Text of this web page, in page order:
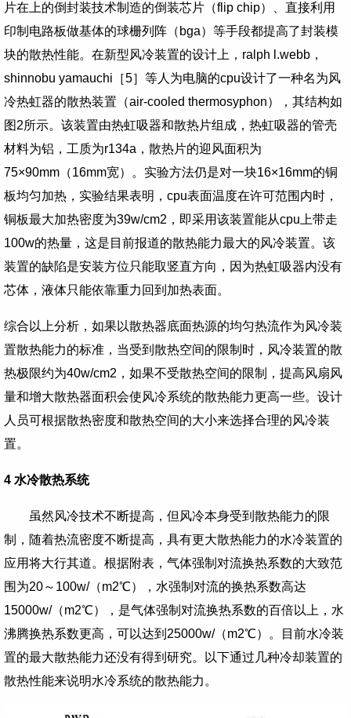
片在上的倒封装技术制造的倒装芯片（flip chip）、直接利用
印制电路板做基体的球栅列阵（ bga）等手段都提高了封装模
块的散热性能。在新型风冷装置的设计上， ralph l.webb ，
shinnobu yamauchi ［5］等人为电脑的cpu设计了一种名为风
冷热虹器的散热装置（air-cooled thermosyphon），其结构如
图2所示。该装置由热虹吸器和散热片组成，热虹吸器的管壳
材料为铝，工质为r134a ，散热片的迎风面积为
75×90mm （16mm宽）。实验方法仍是对一块16×16mm的铜
板均匀加热，实验结果表明， cpu表面温度在许可范围内时，
铜板最大加热密度为39w/cm2 ，即采用该装置能从cpu 上带走
100w的热量，这是目前报道的散热能力最大的风冷装置。该
装置的缺陷是安装方位只能取竖直方向，因为热虹吸器内没有
芯体，液体只能依靠重力回到加热表面。
综合以上分析，如果以散热器底面热源的均匀热流作为风冷装
置散热能力的标准，当受到散热空间的限制时，风冷装置的散
热极限约为40w/cm2 ，如果不受散热空间的限制，提高风扇风
量和增大散热器面积会使风冷系统的散热能力更高一些。设计
人员可根据散热密度和散热空间的大小来选择合理的风冷装
置。
4 水冷散热系统
虽然风冷技术不断提高，但风冷本身受到散热能力的限
制，随着热流密度不断提高，具有更大散热能力的水冷装置的
应用将大行其道。根据附表，气体强制对流换热系数的大致范
围为20～ 100w/（m2℃），水强制对流的换热系数高达
15000w/（m2℃），是气体强制对流换热系数的百倍以上，水
沸腾换热系数更高，可以达到 25000w/（m2℃）。目前水冷装
置的最大散热能力还没有得到研究。以下通过几种冷却装置的
散热性能来说明水冷系统的散热能力。